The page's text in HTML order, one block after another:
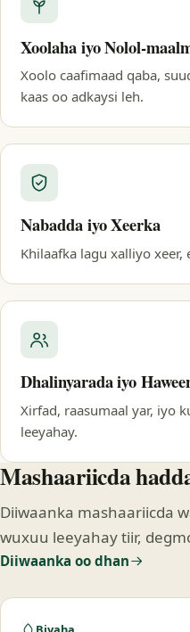
Xoolaha iyo Nolol-
Xoolo caafimaad qaba,
kaas oo adkaysi leh.
Nabadda iyo Xeerka
Khilaafka lagu xalliyo xeer,
Dhalinyarada iyo
Xirfad, raasumaal yar, iyo
leeyahay.
Mashaariicda
Diiwaanka mashaariicda
wuxuu leeyahay tiir,
Diiwaanka oo dhan